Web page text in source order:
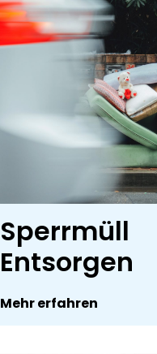
Sperrmüll
Entsorgen
Mehr erfahren